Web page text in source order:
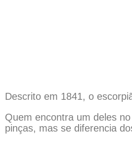
Descrito em 1841, o
Quem encontra um deles
pinças, mas se diferencia